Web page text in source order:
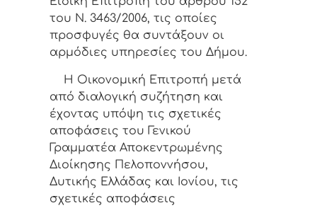
του Ν. 3463/2006, τις οποίες
προσφυγές θα συντάξουν οι
αρμόδιες υπηρεσίες του Δήμου.
Η Οικονομική Επιτροπή μετά
από διαλογική συζήτηση και
έχοντας υπόψη τις σχετικές
αποφάσεις του Γενικού
Γραμματέα Αποκεντρωμένης
Διοίκησης Πελοποννήσου,
Δυτικής Ελλάδας και Ιονίου, τις
σχετικές αποφάσεις